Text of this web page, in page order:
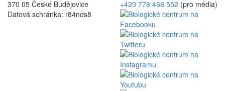
370 05 České Budějovice
Datová schránka: r84nds8
+420 778 468 552 (pro média)